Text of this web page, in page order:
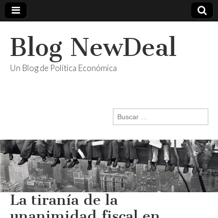
Blog NewDeal
Un Blog de Política Económica
Buscar:
La tiranía de la